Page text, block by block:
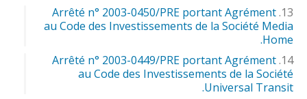
Arrêté n° 2003-0450/PRE portant Agrément
au Code des Investissements de la Société Media
Home.
Arrêté n° 2003-0449/PRE portant Agrément
au Code des Investissements de la Société
Universal Transit.